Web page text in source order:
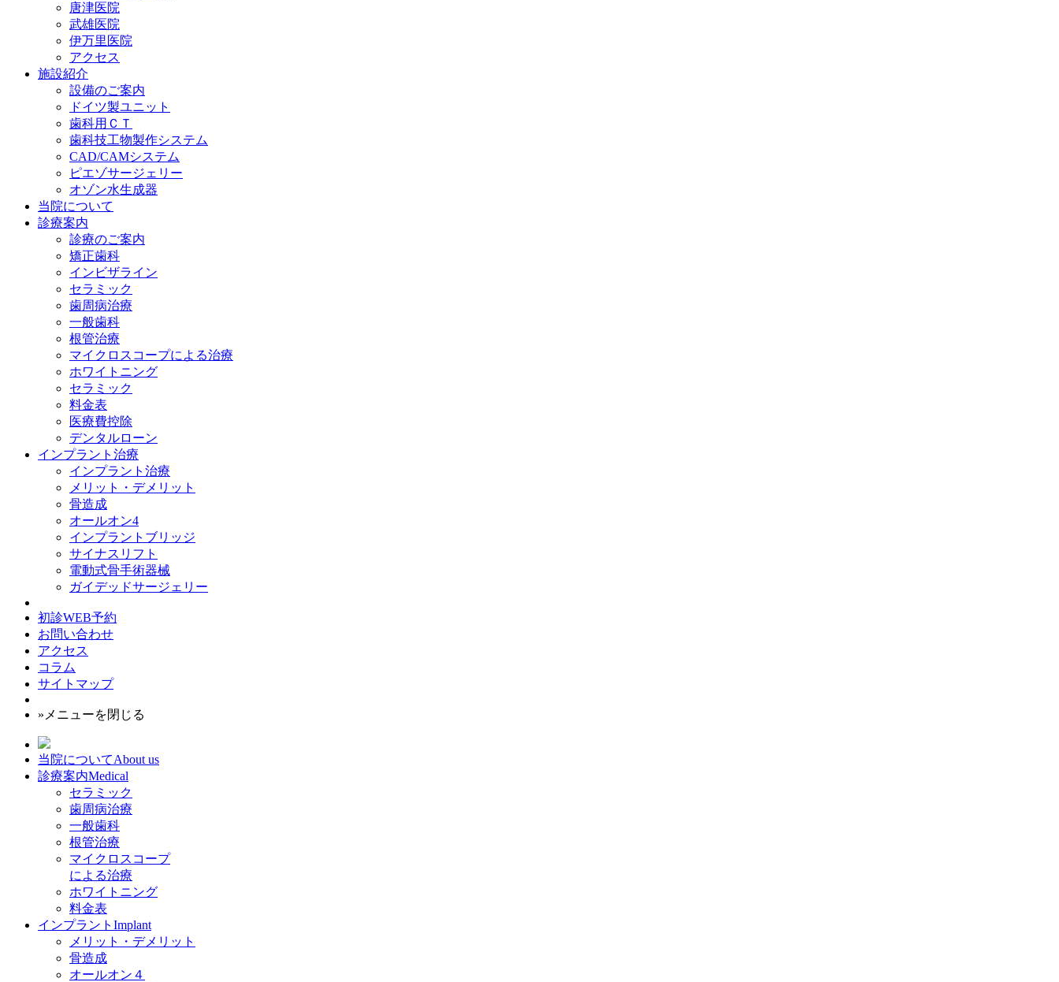
唐津医院
武雄医院
伊万里医院
アクセス
施設紹介
設備のご案内
ドイツ製ユニット
歯科用ＣＴ
歯科技工物製作システム
CAD/CAMシステム
ピエゾサージェリー
オゾン水生成器
当院について
診療案内
診療のご案内
矯正歯科
インビザライン
セラミック
歯周病治療
一般歯科
根管治療
マイクロスコープによる治療
ホワイトニング
セラミック
料金表
医療費控除
デンタルローン
インプラント治療
インプラント治療
メリット・デメリット
骨造成
オールオン4
インプラントブリッジ
サイナスリフト
電動式骨手術器械
ガイデッドサージェリー
初診WEB予約
お問い合わせ
アクセス
コラム
サイトマップ
»メニューを閉じる
当院についてAbout us
診療案内Medical
セラミック
歯周病治療
一般歯科
根管治療
マイクロスコープ
による治療
ホワイトニング
料金表
インプラント Implant
メリット・デメリット
骨造成
オールオン４